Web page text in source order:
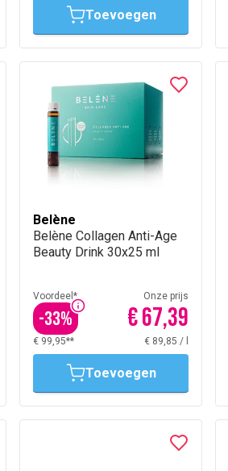
Toevoegen
Belène
Belène Collagen Anti-Age
Beauty Drink 30x25 ml
Voordeel*
-33%
Onze prijs
€ 67,39
€ 99,95** € 89,85 /
Toevoegen